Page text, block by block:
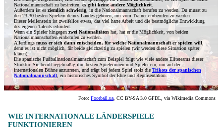
Nationalmannschaft zu bestreiten,es gibt keine andere Möglichkeit
Außerdem ist es ziemlich schwierig , in die Nationalmannschaft berufen zu werden. Du musst zu
den 23-30 besten Spielern deines Landes gehören, um vom Trainer einberufen zu werden.
Dieser Meilenstein ist zweifellos etwas, das viel harte Arbeit und die bestmögliche Entwicklung
des eigenen Talents erfordert.
Wenn ein Spieler hingegen zwei Nationalitäten hat, hat er die Möglichkeit, von beiden
Nationalmannschaften einberufen zu werden.
Allerdings muss er sich dann entscheiden, für welche Nationalmannschaft er spielen will
denn es ist nicht möglich, für beide gleichzeitig zu spielen (wir werden diese Situation später
klären).
Die spanische Fußballnationalmannschaft zum Beispiel folgt wie viele andere Eliteteams dieser
Struktur. Sie beruft regelmäßig ihre besten Spielerinnen und Spieler ein, um auf der
internationalen Bühne anzutreten, und trägt bei jedem Spiel stolz die Trikots der spanischen
Nationalmannschaft , ein historisches Symbol der Ehre und Repräsentation.
Foto: Football.ua , CC BY-SA 3.0 GFDL, via Wikimedia Commons
WIE INTERNATIONALE LÄNDERSPIELE
FUNKTIONIEREN